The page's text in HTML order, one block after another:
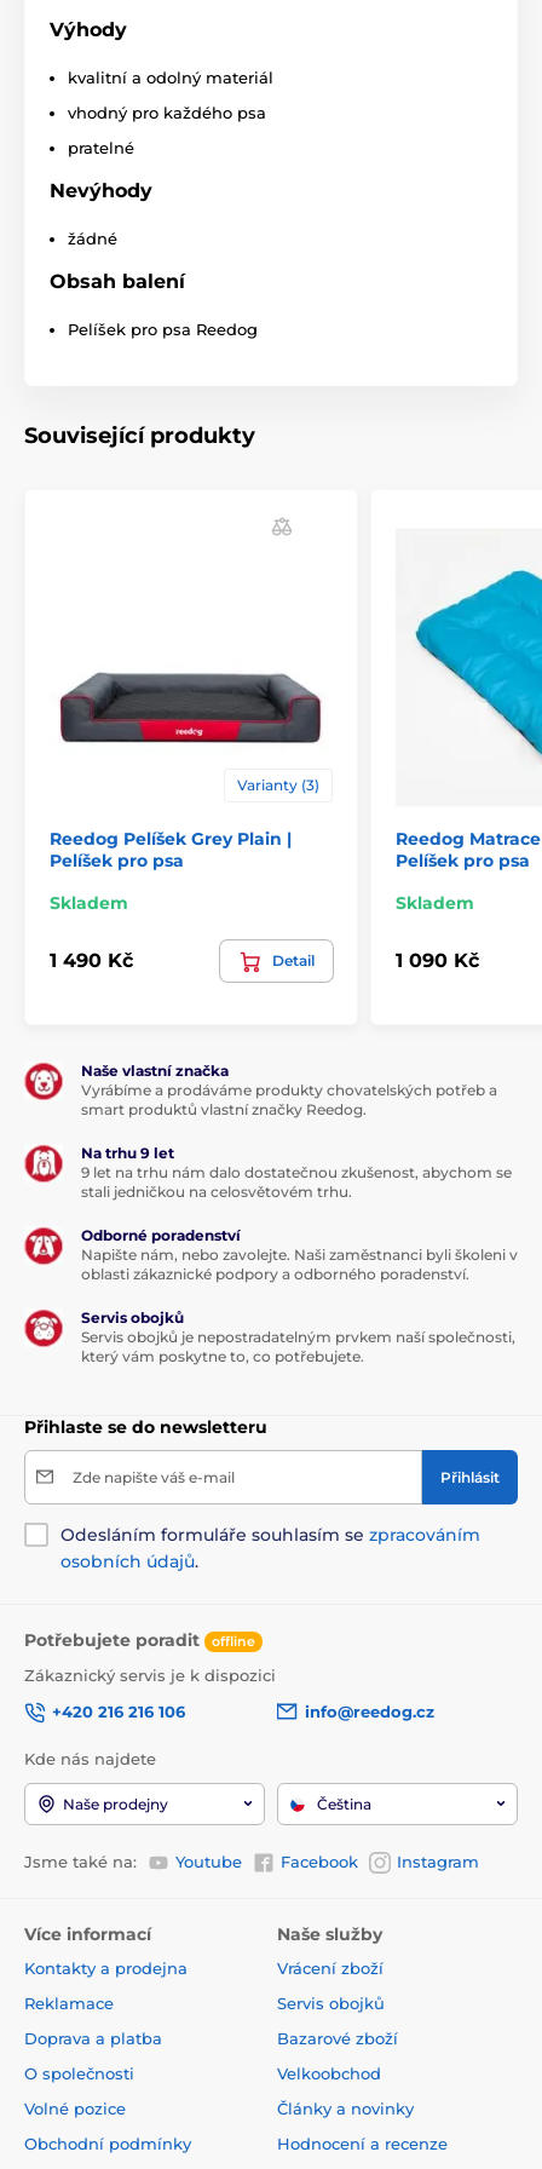
Pro velké psy
Výhody
kvalitní a odolný materiál
vhodný pro každého psa
pratelné
Nevýhody
žádné
Obsah balení
Pelíšek pro psa Reedog
Související produkty
Varianty (3)
Reedog Pelíšek Grey Plain |
Pelíšek pro psa
Skladem
1 490 Kč Detail
Reedog
Pelíšek pro psa
Skladem
1 090 Kč
Naše vlastní značka
Vyrábíme a prodáváme produkty chovatelských potřeb a
smart produktů vlastní značky Reedog.
Na trhu 9 let
9 let na trhu nám dalo dostatečnou zkušenost, abychom se
stali jedničkou na celosvětovém trhu.
Odborné poradenství
Napište nám, nebo zavolejte. Naši zaměstnanci byli školeni v
oblasti zákaznické podpory a odborného poradenství.
Servis obojků
Servis obojků je nepostradatelným prvkem naší společnosti,
který vám poskytne to, co potřebujete.
Přihlaste se do newsletteru
Zde napište váš e-mail Přihlásit
Odesláním formuláře souhlasím se zpracováním
osobních údajů.
Potřebujete poradit offline
Zákaznický servis je k dispozici
+420 216 216 106
info@reedog.cz
Kde nás najdete
Naše prodejny Čeština
Jsme také na: Youtube Facebook Instagram
Více informací
Kontakty a prodejna
Reklamace
Doprava a platba
O společnosti
Volné pozice
Obchodní podmínky
Naše služby
Vrácení zboží
Servis obojků
Bazarové zboží
Velkoobchod
Články a novinky
Hodnocení a recenze